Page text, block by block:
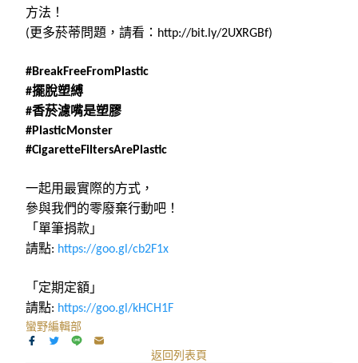
方法！
(更多菸蒂問題，請看： http://bit.ly/2UXRGBf)
#BreakFreeFromPlastic
#擺脫塑縛
#香菸濾嘴是塑膠
#PlasticMonster
#CigaretteFiltersArePlastic
一起用最實際的方式，
參與我們的零廢棄行動吧！
「單筆捐款」
請點: https://goo.gl/cb2F1x
「定期定額」
請點: https://goo.gl/kHCH1F
蠻野編輯部
返回列表頁